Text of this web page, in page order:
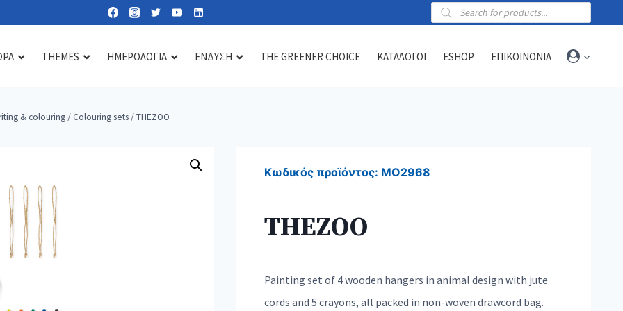
Products
search
THEMES ΗΜΕΡΟΛΟΓΙΑ ΕΝΔΥΣΗ THE GREENER CHOICE ΚΑΤΑΛΟΓΟΙ ESHOP ΕΠΙΚΟΙΝΩΝΙΑ
& colouring /Colouring sets /THEZOO
Κωδικός προϊόντος: MO2968
THEZOO
Painting set of 4 wooden hangers in animal design with jute
cords and 5 crayons, all packed in non-woven drawcord bag.